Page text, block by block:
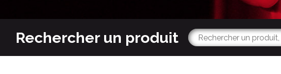
Rechercher un produit